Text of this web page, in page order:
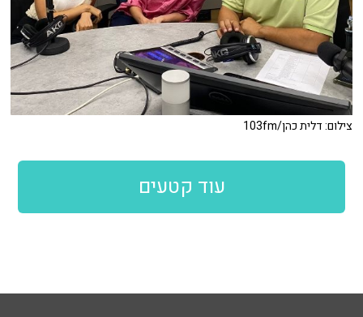
צילום: דלית כהן/103fm
עוד קטעים